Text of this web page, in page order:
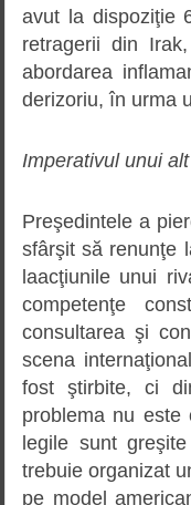
avut la dispoziţie
retragerii din
abordarea
derizoriu, în urma
Imperativul unui
Preşedintele a
sfârşit să renunţe
laacţiunile unui
competenţe
consultarea şi
scena
fost ştirbite, ci
problema nu este
legile sunt
trebuie organizat
pe model